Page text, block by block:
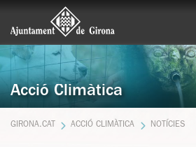
Acció Climàtica
GIRONA.CAT ACCIÓ CLIMÀTICA NOTÍCIES